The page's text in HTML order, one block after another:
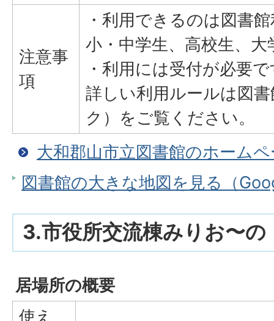
注意事
項
・利用できるのは図書
小・中学生、高校生、
・利用には受付が必要
詳しい利用ルールは図
ク）をご覧ください。
大和郡山市立図書館のホーム
図書館の大きな地図を見る（
3.市役所交流棟みりお〜の
居場所の概要
使え